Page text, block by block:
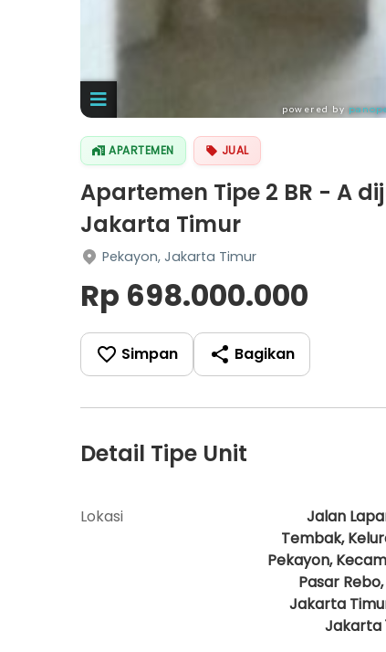
APARTEMEN JUAL
Apartemen Tipe 2 BR - A
Jakarta Timur
Pekayon, Jakarta Timur
Rp 698.000.000
Simpan Bagikan
Detail Tipe Unit
Lokasi
Jalan
Tembak,
Pekayon,
Pasar
Jakarta
Jakarta